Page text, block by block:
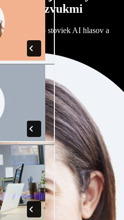
prízvukmi
si zo stoviek AI hlasov a